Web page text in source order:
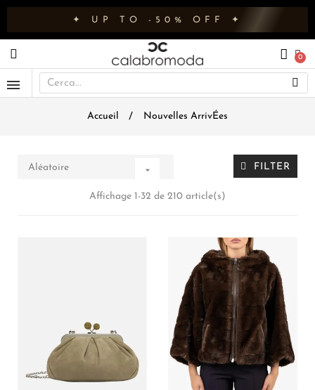
✦ UP TO -50% OFF ✦
Accueil Nouvelles ArrivÉes
Aléatoire  FILTER
Affichage 1-32 de 210 article(s)